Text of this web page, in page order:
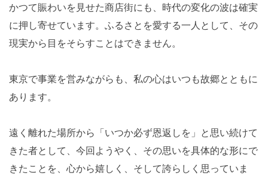
かつて賑わいを見せた商店街にも、時代の変化の波は確実
に押し寄せています。ふるさとを愛する一人として、その
現実から目をそらすことはできません。
東京で事業を営みながらも、私の心はいつも故郷とともに
あります。
遠く離れた場所から「いつか必ず恩返しを」と思い続けて
きた者として、今回ようやく、その思いを具体的な形にで
きたことを、心から嬉しく、そして誇らしく思っていま